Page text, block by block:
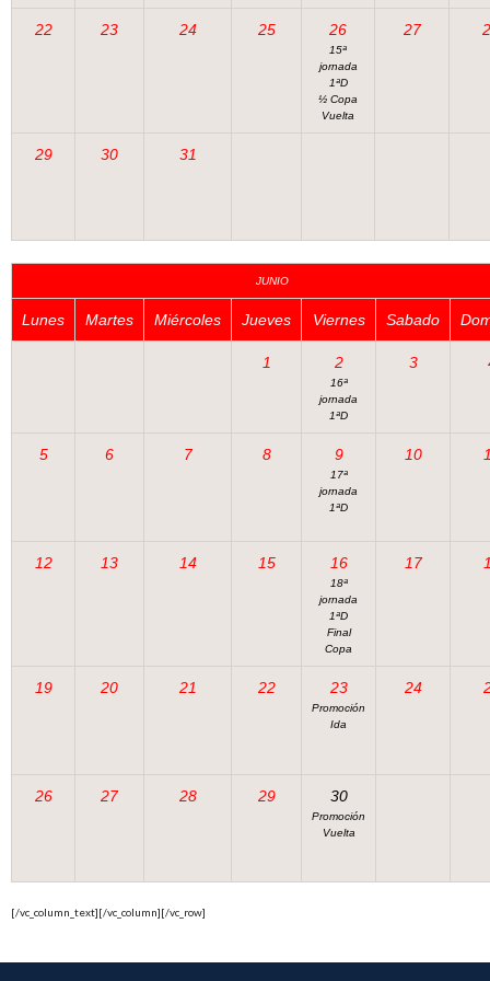
22 23 24 25 26
15ª
jornada
1ªD
½ Copa
Vuelta
27
29 30 31
JUNIO
Lunes Martes Miércoles Jueves Viernes Sabado
1 2
16ª
jornada
1ªD
3
5 6 7 8 9
17ª
jornada
1ªD
10
12 13 14 15 16
18ª
jornada
1ªD
Final
Copa
17
19 20 21 22 23
Promoción
Ida
24
26 27 28 29 30
Promoción
Vuelta
[/vc_column_text][/vc_column][/vc_row]